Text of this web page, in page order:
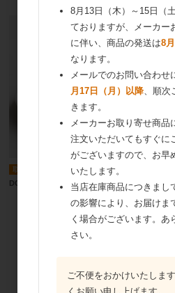
取寄商品
DGF ロイヤルティーヌ 2kg
【
か
イ
8月13日（木）～15日（
ておりますが、メーカー
に伴い、商品の発送は8
なります。
メールでのお問い合わせ
月17日（月）以降、順次
きます。
メーカーお取り寄せ商品
注文いただいてもすぐに
がございますので、お早
いたします。
当店在庫商品につきまし
の影響により、お届けま
く場合がございます。あ
さい。
ご不便をおかけいたしま